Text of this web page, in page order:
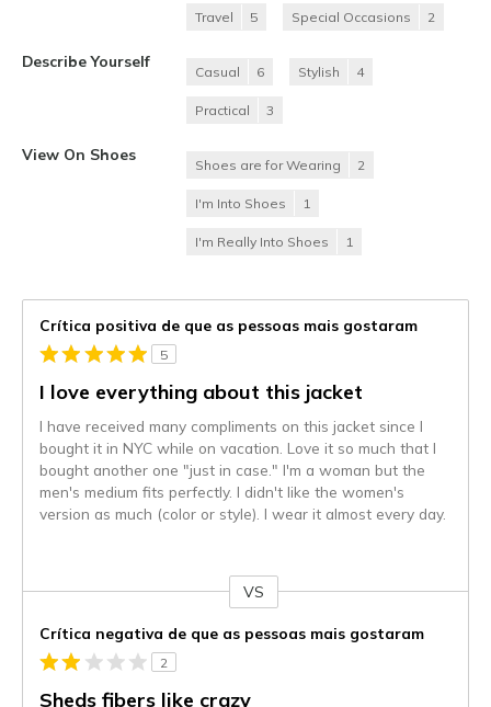
Travel 5 Special Occasions 2
Describe Yourself
Casual 6 Stylish 4
Practical 3
View On Shoes
Shoes are for Wearing 2
I'm Into Shoes 1
I'm Really Into Shoes 1
Crítica positiva de que as pessoas mais gostaram
5
I love everything about this jacket
I have received many compliments on this jacket since I
bought it in NYC while on vacation. Love it so much that I
bought another one "just in case." I'm a woman but the
men's medium fits perfectly. I didn't like the women's
version as much (color or style). I wear it almost every day.
VS
Crítica negativa de que as pessoas mais gostaram
2
Sheds fibers like crazy